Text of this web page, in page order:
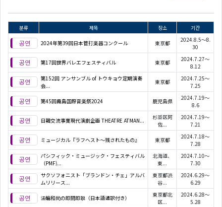
분류 제목 장소 기간
2024年第39回日本管打楽器コンクール 東京都
2024.8.5～8.
30
第17回世界バレエフェスティバル 東京都
2024.7.27～
8.12
第152回 アンサンブル of トウキョウ定期演奏
会...
東京都
2024.7.25～
7.25
第45回霧島国際音楽祭2024 鹿児島県
2024.7.19～
8.6
日韓交流事業現代演劇企画 THEATRE ATMAN...
杉並区阿
佐...
2024.7.19～
7.21
ミュージカル『ラフヘスト～残されたもの』 東京都
2024.7.18～
7.28
パシフィック・ミュージック・フェスティバル
（PMF)...
北海道、
東...
2024.7.10～
7.30
サクソフォニスト「ブランドン・チェ」アルバ
ムリリース...
東京都渋
谷...
2024.6.29～
6.29
法輪和尚の即問即説（日本語通訳付き）
東京都北
区...
2024.6.28～
5.28